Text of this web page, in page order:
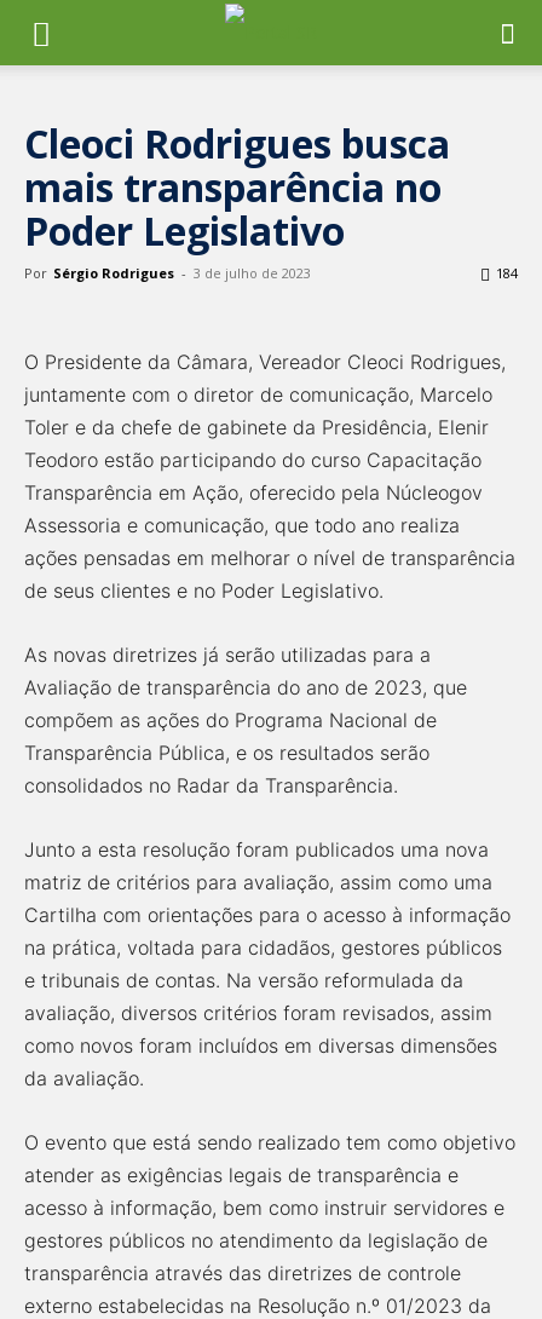
Cleoci Rodrigues busca
mais transparência no
Poder Legislativo
Por Sérgio Rodrigues - 3 de julho de 2023 184
O Presidente da Câmara, Vereador Cleoci Rodrigues,
juntamente com o diretor de comunicação, Marcelo
Toler e da chefe de gabinete da Presidência, Elenir
Teodoro estão participando do curso Capacitação
Transparência em Ação, oferecido pela Núcleogov
Assessoria e comunicação, que todo ano realiza
ações pensadas em melhorar o nível de transparência
de seus clientes e no Poder Legislativo.
As novas diretrizes já serão utilizadas para a
Avaliação de transparência do ano de 2023, que
compõem as ações do Programa Nacional de
Transparência Pública, e os resultados serão
consolidados no Radar da Transparência.
Junto a esta resolução foram publicados uma nova
matriz de critérios para avaliação, assim como uma
Cartilha com orientações para o acesso à informação
na prática, voltada para cidadãos, gestores públicos
e tribunais de contas. Na versão reformulada da
avaliação, diversos critérios foram revisados, assim
como novos foram incluídos em diversas dimensões
da avaliação.
O evento que está sendo realizado tem como objetivo
atender as exigências legais de transparência e
acesso à informação, bem como instruir servidores e
gestores públicos no atendimento da legislação de
transparência através das diretrizes de controle
externo estabelecidas na Resolução n.º 01/2023 da